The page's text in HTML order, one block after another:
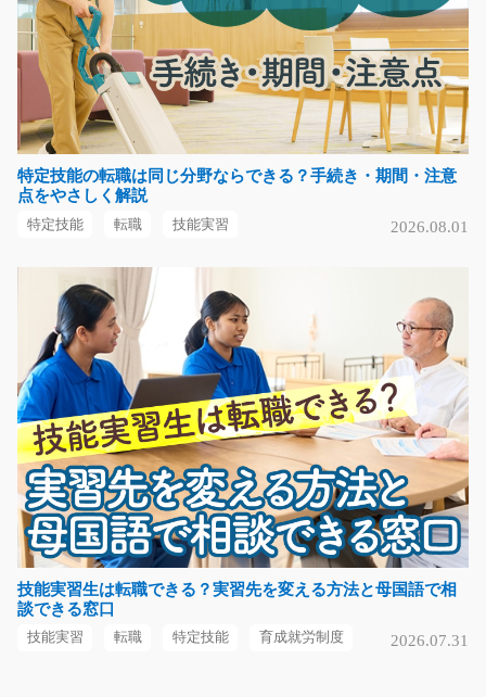
時給1200円～
愛知県豊田市
気になる
高時給！ガラスの研磨作業と切断作業作業/g05_00
550
未経験の方でも高時給( ﾟДﾟ)ガラスの研磨作業と切断作
長期（3ヶ月以上）
時給1700円～2125円
神奈川県相模原市中央区
気になる
高時給&カンタン軽作業 工場内清掃/t01_00664
《◎◎未経験の方も大歓迎◎◎幅広い年齢の方が活躍中
☆♪♪≫工場内の機械回りを…
長期（3ヶ月以上）
時給1400円
愛知県豊田市
特定技能の転職は同じ分野ならできる？手続き・期間・注意
点をやさしく解説
特定技能 転職 技能実習 2026.08.01
技能実習生は転職できる？実習先を変える方法と母国語で相
談できる窓口
技能実習 転職 特定技能 育成就労制度 2026.07.31